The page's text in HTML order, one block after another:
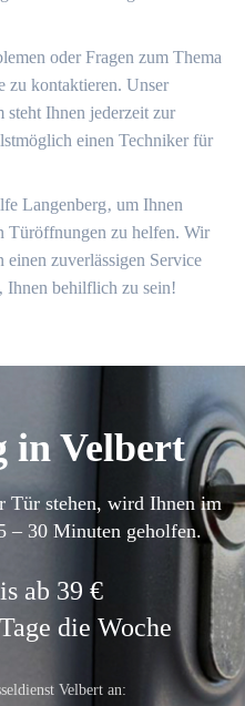
oder Fragen zum Thema
zu kontaktieren.​ Unser
steht Ihnen jederzeit zur
einen Techniker für
Langenberg‚ um Ihnen
Türöffnungen zu helfen.​ Wir
einen zuverlässigen Service
Ihnen behilflich zu sein!
in Velbert
Tür stehen, wird Ihnen im
– 30 Minuten geholfen.
ab 39 €
die Woche
Velbert an: